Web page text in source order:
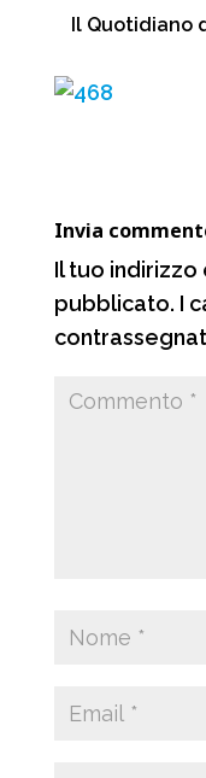
b
Il Quotidiano
Invia
Il tuo indirizzo
pubblicato. I